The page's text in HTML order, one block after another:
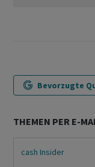
Bevorzugte
THEMEN PER E-
cash Insider